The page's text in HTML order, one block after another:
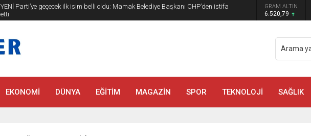
YENİ Parti’ye geçecek ilk isim belli oldu: Mamak Belediye Başkanı CHP’den istifa
etti
GRAM ALTIN
6.520,79
EKONOMİ DÜNYA EĞİTİM MAGAZİN SPOR TEKNOLOJİ SAĞLIK